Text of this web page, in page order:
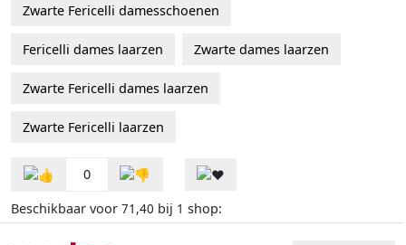
Zwarte Fericelli damesschoenen
Fericelli dames laarzen Zwarte dames laarzen
Zwarte Fericelli dames laarzen
Zwarte Fericelli laarzen
0
Beschikbaar voor 71,40 bij 1 shop: